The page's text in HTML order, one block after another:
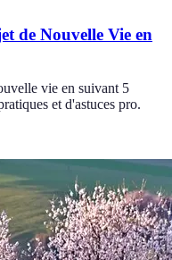
de Nouvelle Vie en
vie en suivant 5
et d'astuces pro.